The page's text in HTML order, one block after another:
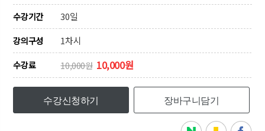
수강기간 30일
강의구성 1차시
수강료 10,000원 10,000원
수강신청하기 장바구니담기